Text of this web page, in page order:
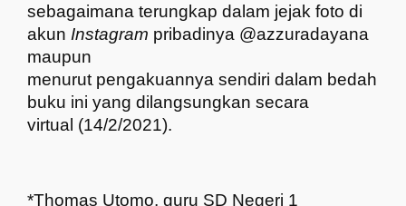
sebagaimana terungkap dalam jejak foto di
akunInstagram pribadinya @azzuradayana
maupun
menurut pengakuannya sendiri dalam bedah
buku ini yang dilangsungkan secara
virtual (14/2/2021).
*Thomas Utomo, guru SD Negeri 1